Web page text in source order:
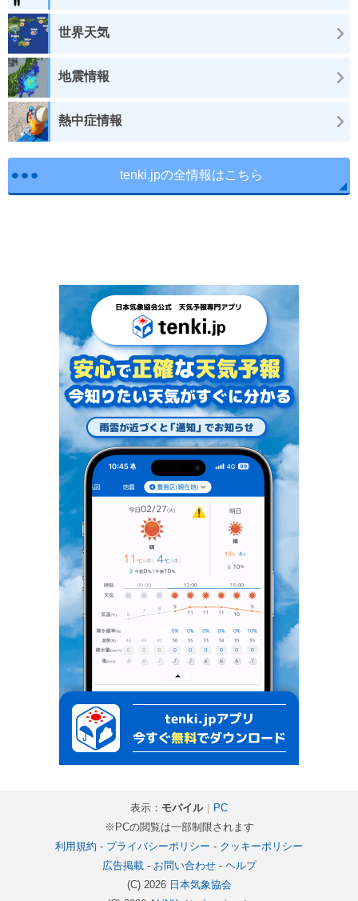
世界天気
地震情報
熱中症情報
tenki.jpの全情報はこちら
表示： モバイル｜
PC
※PCの閲覧は一部制限されます
利用規約 - プライバシーポリシー - クッキーポリシー
広告掲載- お問い合わせ- ヘルプ
(C) 2026 日本気象協会